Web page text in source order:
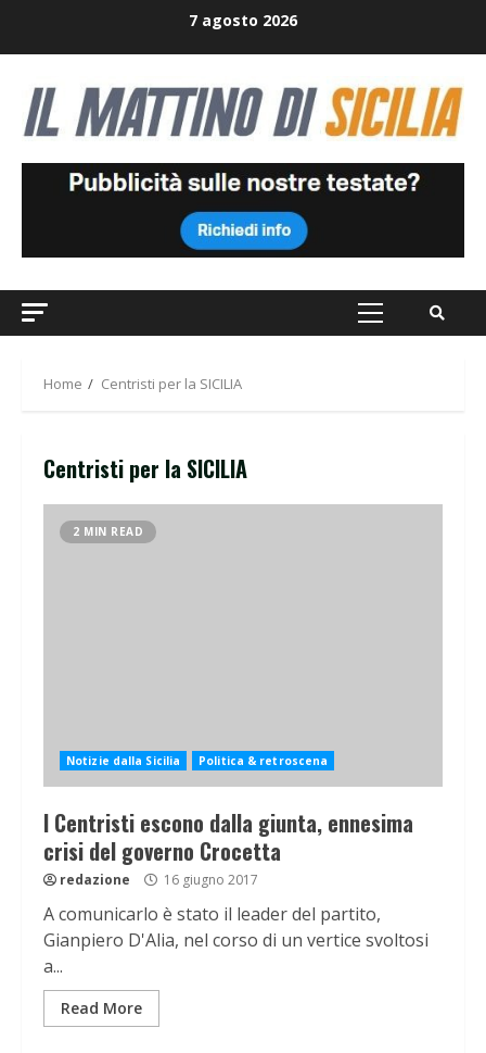
7 agosto 2026
Primary
Home Centristi per la SICILIA
Centristi per la SICILIA
2 MIN READ
Notizie dalla Sicilia Politica & retroscena
I Centristi escono dalla giunta, ennesima
crisi del governo Crocetta
redazione 16 giugno 2017
A comunicarlo è stato il leader del partito,
Gianpiero D'Alia, nel corso di un vertice svoltosi
a...
Read More